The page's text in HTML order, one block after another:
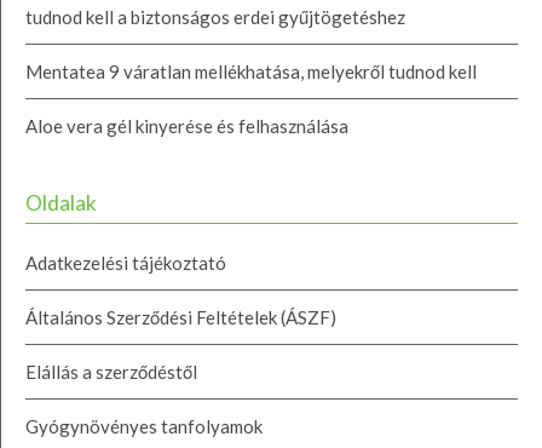
tudnod kell a biztonságos erdei gyűjtögetéshez
Mentatea 9 váratlan mellékhatása, melyekről tudnod kell
Aloe vera gél kinyerése és felhasználása
Oldalak
Adatkezelési tájékoztató
Általános Szerződési Feltételek (ÁSZF)
Elállás a szerződéstől
Gyógynövényes tanfolyamok